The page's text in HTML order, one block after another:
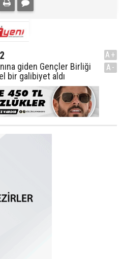
giden Gençler Birliği
bir galibiyet aldı
A+
A-